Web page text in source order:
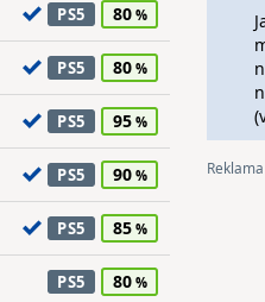
PS5 80
PS5 80
PS5 95
PS5 90
PS5 85
PS5 80